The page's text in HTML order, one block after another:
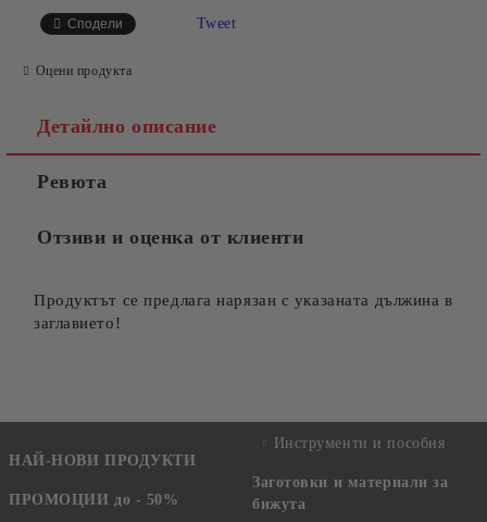
Сподели Tweet
Оцени продукта
Детайлно описание
Ревюта
Отзиви и оценка от клиенти
Продуктът се предлага нарязан с указаната дължина в
заглавието!
НАЙ-НОВИ ПРОДУКТИ
ПРОМОЦИИ до - 50%
Инструменти и пособия
Заготовки и материали за
бижута